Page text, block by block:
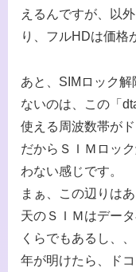
えるんですが、以
り、フルHDは価格
あと、SIMロック
ないのは、この「
使える周波数帯が
だからＳＩＭロッ
わない感じです。
まぁ、この辺りは
天のＳＩＭはデー
くらでもあるし、、
年が明けたら、ド